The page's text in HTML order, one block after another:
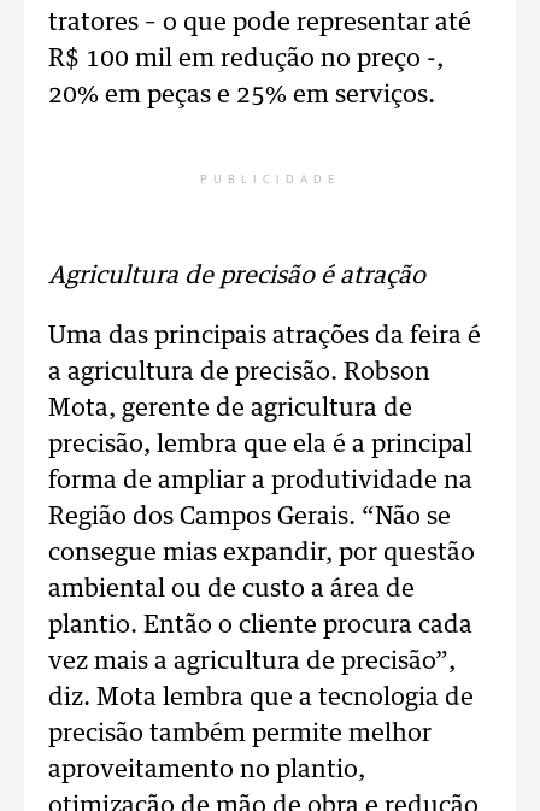
tratores – o que pode representar até
R$ 100 mil em redução no preço -,
20% em peças e 25% em serviços.
PUBLICIDADE
Agricultura de precisão é atração
Uma das principais atrações da feira é
a agricultura de precisão. Robson
Mota, gerente de agricultura de
precisão, lembra que ela é a principal
forma de ampliar a produtividade na
Região dos Campos Gerais. “Não se
consegue mias expandir, por questão
ambiental ou de custo a área de
plantio. Então o cliente procura cada
vez mais a agricultura de precisão”,
diz. Mota lembra que a tecnologia de
precisão também permite melhor
aproveitamento no plantio,
otimização de mão de obra e redução